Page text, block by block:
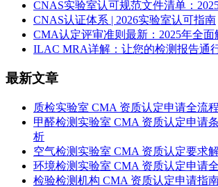
CNAS实验室认可规范文件清单：
CNAS认证体系 | 2026实验室认可指南
CMA认定评审准则最新：2025年全
ILAC MRA详解：让您的检测报告通
最新文章
质检实验室 CMA 资质认定申请全流
甲醛检测实验室 CMA 资质认定申请
析
空气检测实验室 CMA 资质认定要求
环境检测实验室 CMA 资质认定申请
检验检测机构 CMA 资质认定申请指